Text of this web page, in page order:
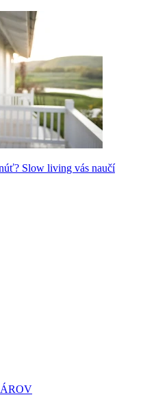
Slow living vás naučí